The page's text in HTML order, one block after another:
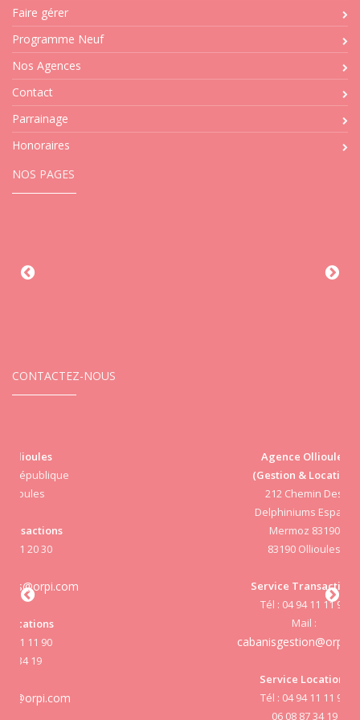
Faire gérer
Programme Neuf
Nos Agences
Contact
Parrainage
Honoraires
NOS PAGES
CONTACTEZ-NOUS
(Gestion & Location)
Service Transactions
cabanisgestion@orpi.com
Tél : 04 94 11 11 90